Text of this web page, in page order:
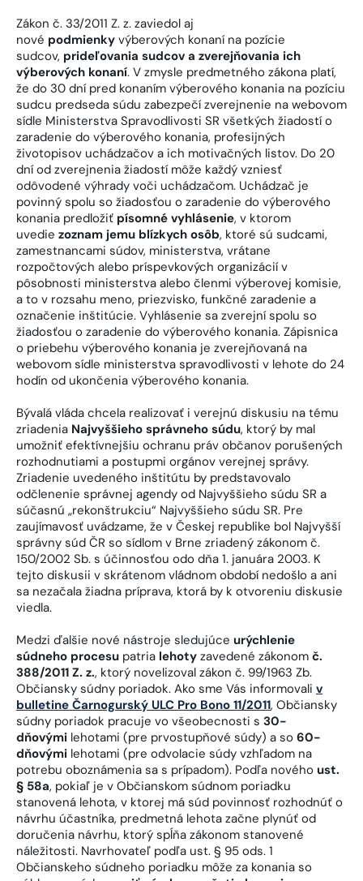
Zákon č. 33/2011 Z. z. zaviedol aj
nové podmienky výberových konaní na pozície
sudcov, prideľovania sudcov a zverejňovania ich
výberových konaní. V zmysle predmetného zákona platí,
že do 30 dní pred konaním výberového konania na pozíciu
sudcu predseda súdu zabezpečí zverejnenie na webovom
sídle Ministerstva Spravodlivosti SR všetkých žiadostí o
zaradenie do výberového konania, profesijných
životopisov uchádzačov a ich motivačných listov. Do 20
dní od zverejnenia žiadostí môže každý vzniesť
odôvodené výhrady voči uchádzačom. Uchádzač je
povinný spolu so žiadosťou o zaradenie do výberového
konania predložiť písomné vyhlásenie, v ktorom
uvedie zoznam jemu blízkych osôb, ktoré sú sudcami,
zamestnancami súdov, ministerstva, vrátane
rozpočtových alebo príspevkových organizácií v
pôsobnosti ministerstva alebo členmi výberovej komisie,
a to v rozsahu meno, priezvisko, funkčné zaradenie a
označenie inštitúcie. Vyhlásenie sa zverejní spolu so
žiadosťou o zaradenie do výberového konania. Zápisnica
o priebehu výberového konania je zverejňovaná na
webovom sídle ministerstva spravodlivosti v lehote do 24
hodín od ukončenia výberového konania.
Bývalá vláda chcela realizovať i verejnú diskusiu na tému
zriadenia Najvyššieho správneho súdu, ktorý by mal
umožniť efektívnejšiu ochranu práv občanov porušených
rozhodnutiami a postupmi orgánov verejnej správy.
Zriadenie uvedeného inštitútu by predstavovalo
odčlenenie správnej agendy od Najvyššieho súdu SR a
súčasnú „rekonštrukciu“ Najvyššieho súdu SR. Pre
zaujímavosť uvádzame, že v Českej republike bol Najvyšší
správny súd ČR so sídlom v Brne zriadený zákonom č.
150/2002 Sb. s účinnosťou odo dňa 1. januára 2003. K
tejto diskusii v skrátenom vládnom období nedošlo a ani
sa nezačala žiadna príprava, ktorá by k otvoreniu diskusie
viedla.
Medzi ďalšie nové nástroje sledujúce urýchlenie
súdneho procesu patria lehoty zavedené zákonom č.
388/2011 Z. z., ktorý novelizoval zákon č. 99/1963 Zb.
Občiansky súdny poriadok. Ako sme Vás informovali v
bulletine Čarnogurský ULC Pro Bono 11/2011, Občiansky
súdny poriadok pracuje vo všeobecnosti s 30-
dňovými lehotami (pre prvostupňové súdy) a so 60-
dňovými lehotami (pre odvolacie súdy vzhľadom na
potrebu oboznámenia sa s prípadom). Podľa nového ust.
§ 58a, pokiaľ je v Občianskom súdnom poriadku
stanovená lehota, v ktorej má súd povinnosť rozhodnúť o
návrhu účastníka, predmetná lehota začne plynúť od
doručenia návrhu, ktorý spĺňa zákonom stanovené
náležitosti. Navrhovateľ podľa ust. § 95 ods. 1
Občianskeho súdneho poriadku môže za konania so